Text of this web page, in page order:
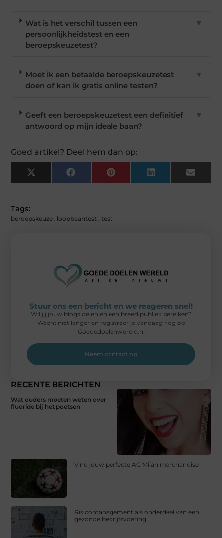
Wat is het verschil tussen een
persoonlijkheidstest en een
beroepskeuzetest?
▼
Moet ik een betaalde beroepskeuzetest
doen of kan ik gratis online testen?
▼
Geeft een beroepskeuzetest een definitief
antwoord op mijn ideale baan?
▼
Goed artikel? Deel hem dan op:
X
(Twitter)
FacebookPinterest LinkedIn Email
Tags:
beroepskeuze , loopbaantest ,test
RECENTE BERICHTEN
Wat ouders moeten weten over
fluoride bij het poetsen
Vind jouw perfecte AC Milan merchandise
Risicomanagement als onderdeel van een
gezonde bedrijfsvoering
Stuur ons een bericht en we reageren snel!
Wil jij jouw blogs delen en een breed publiek bereiken?
Wacht niet langer en registreer je vandaag nog op
Goededoelenwereld.nl
Neem contact op